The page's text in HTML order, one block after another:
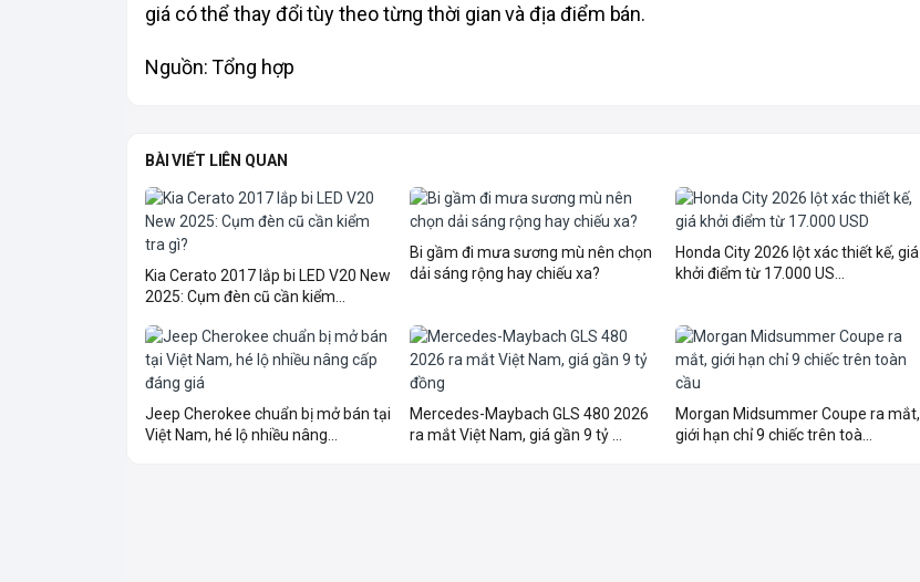
giá có thể thay đổi tùy theo từng thời gian và địa điểm bán.
Nguồn: Tổng hợp
BÀI VIẾT LIÊN QUAN
Kia Cerato 2017 lắp bi LED V20 New
2025: Cụm đèn cũ cần kiểm...
Bi gầm đi mưa sương mù nên chọn
dải sáng rộng hay chiếu xa?
Honda City 2026 lột xác thiết kế, giá
khởi điểm từ 17.000 US...
Jeep Cherokee chuẩn bị mở bán tại
Việt Nam, hé lộ nhiều nâng...
Mercedes-Maybach GLS 480 2026
ra mắt Việt Nam, giá gần 9 tỷ ...
Morgan Midsummer Coupe ra mắt,
giới hạn chỉ 9 chiếc trên toà...